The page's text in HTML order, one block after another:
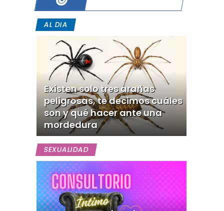
AL DIA
Existen solo tres arañas
peligrosas, te decimos cuáles
son y qué hacer ante una
mordedura
SEXUALIDAD